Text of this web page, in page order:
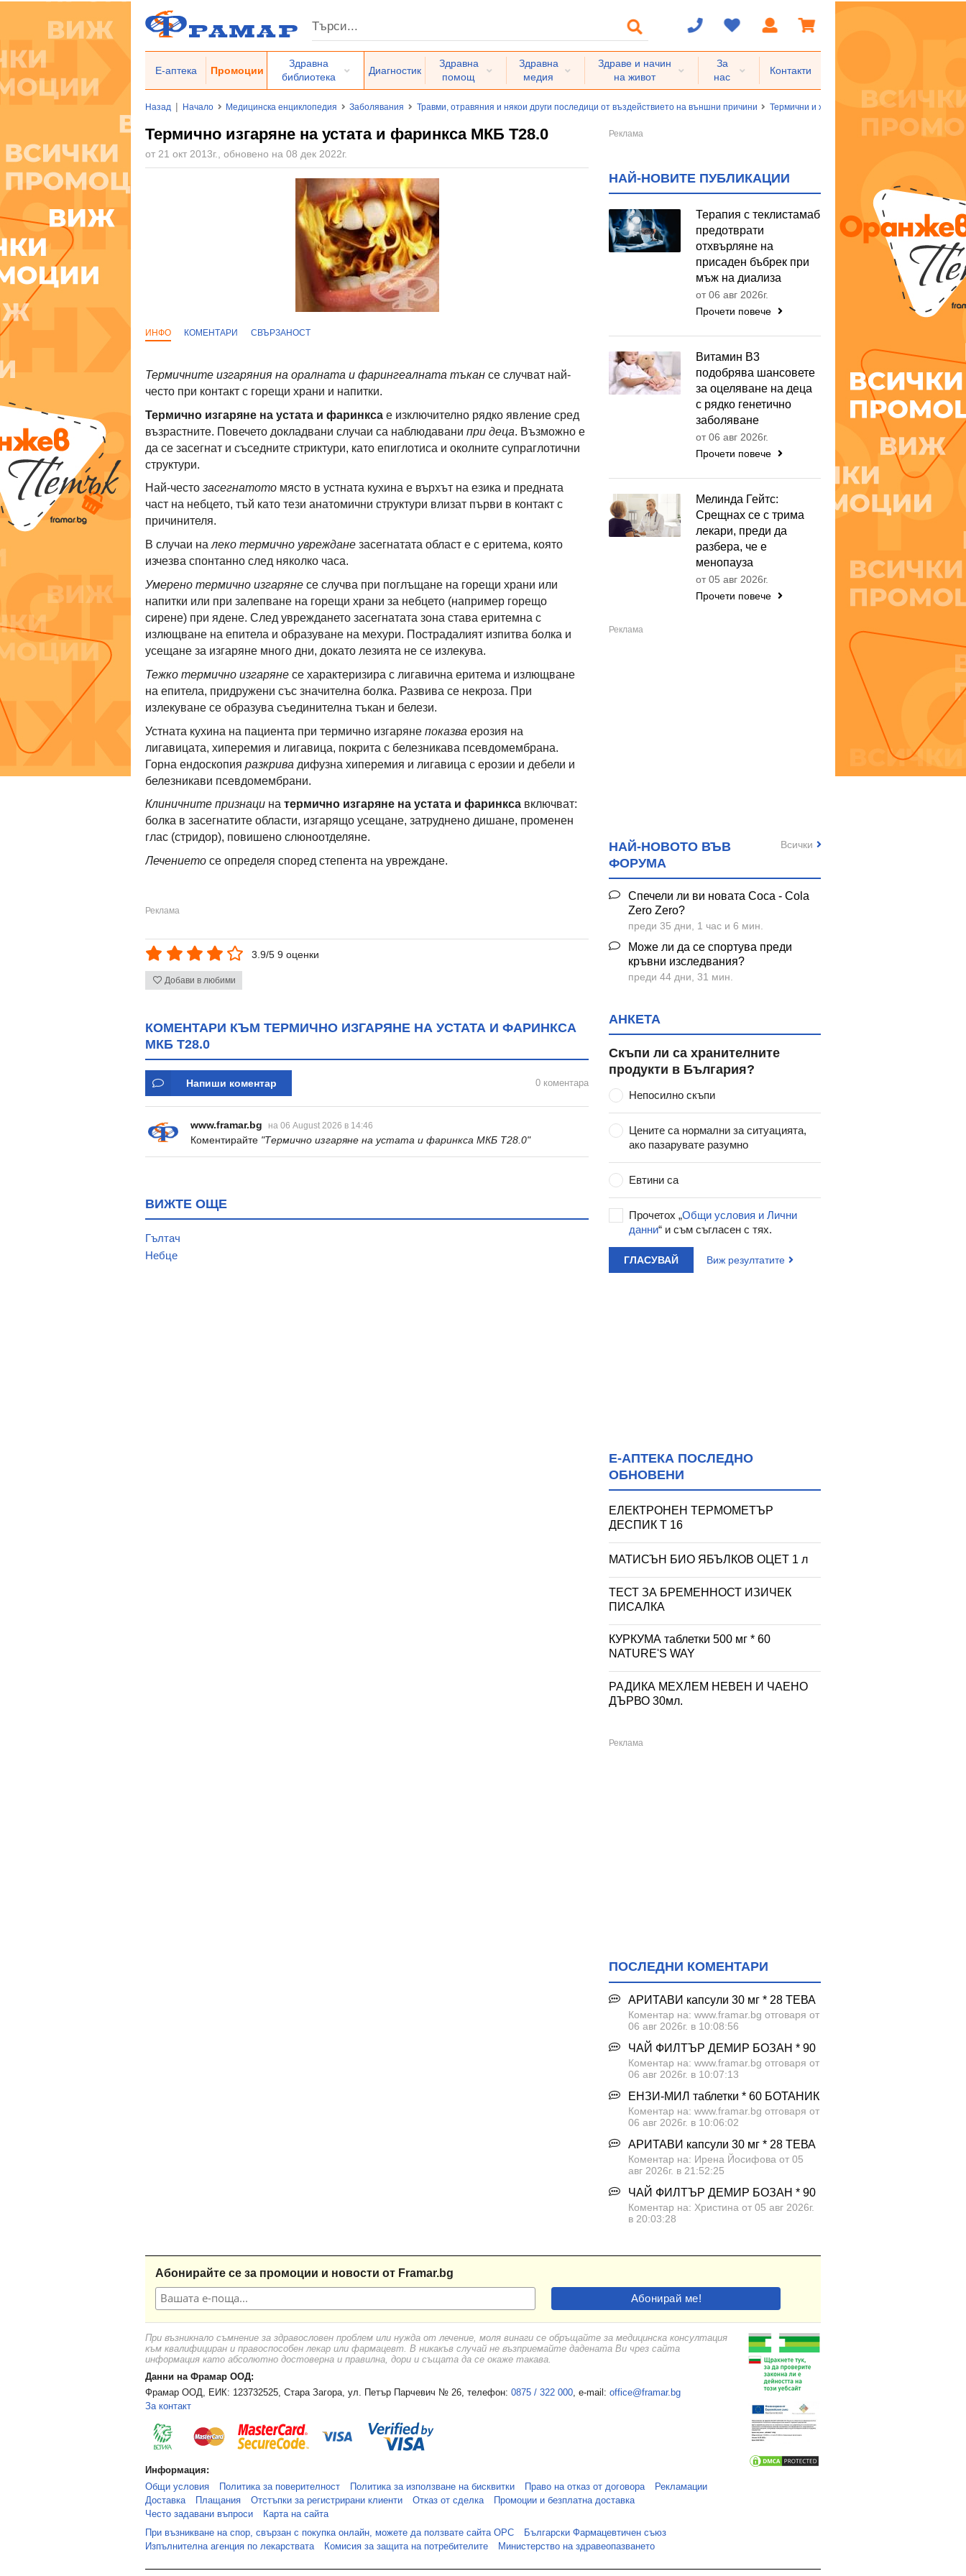
Е-аптека Промоции
Здравна
библиотека
Диагностик
Здравна
помощ
Здравна
медия
Здраве и начин
на живот
За
нас
Контакти
Назад | Начало Медицинска енциклопедия Заболявания Травми, отравяния и някои други последици от въздействието на външни причини Термични и химични изгаряния Термични и
Термично изгаряне на устата и фаринкса МКБ T28.0
от 21 окт 2013г., обновено на 08 дек 2022г.
ИНФО КОМЕНТАРИ СВЪРЗАНОСТ
Термичните изгаряния на оралната и фарингеалната тъкан се случват най-
често при контакт с горещи храни и напитки.
Термично изгаряне на устата и фаринкса е изключително рядко явление сред
възрастните. Повечето докладвани случаи са наблюдавани при деца. Възможно е
да се засегнат и съседните стриктури, като епиглотиса и околните супраглотични
структури.
Най-често засегнатото място в устната кухина е върхът на езика и предната
част на небцето, тъй като тези анатомични структури влизат първи в контакт с
причинителя.
В случаи на леко термично увреждане засегнатата област е с еритема, която
изчезва спонтанно след няколко часа.
Умерено термично изгаряне се случва при поглъщане на горещи храни или
напитки или при залепване на горещи храни за небцето (например горещо
сирене) при ядене. След увреждането засегнатата зона става еритемна с
излющване на епитела и образуване на мехури. Пострадалият изпитва болка и
усещане за изгаряне много дни, докато лезията не се излекува.
Тежко термично изгаряне се характеризира с лигавична еритема и излющване
на епитела, придружени със значителна болка. Развива се некроза. При
излекуване се образува съединителна тъкан и белези.
Устната кухина на пациента при термично изгаряне показва ерозия на
лигавицата, хиперемия и лигавица, покрита с белезникава псевдомембрана.
Горна ендоскопия разкрива дифузна хиперемия и лигавица с ерозии и дебели и
белезникави псевдомембрани.
Клиничните признаци на термично изгаряне на устата и фаринкса включват:
болка в засегнатите области, изгарящо усещане, затруднено дишане, променен
глас (стридор), повишено слюноотделяне.
Лечението се определя според степента на увреждане.
3.9/5 9 оценки
Добави в любими
КОМЕНТАРИ КЪМ ТЕРМИЧНО ИЗГАРЯНЕ НА УСТАТА И ФАРИНКСА
МКБ T28.0
Напиши коментар 0 коментара
www.framar.bg на 06 August 2026 в 14:46
Коментирайте "Термично изгаряне на устата и фаринкса МКБ T28.0"
ВИЖТЕ ОЩЕ
Гълтач
Небце
НАЙ-НОВИТЕ ПУБЛИКАЦИИ
Терапия с теклистамаб
предотврати
отхвърляне на
присаден бъбрек при
мъж на диализа
от 06 авг 2026г.
Прочети повече
Витамин B3
подобрява шансовете
за оцеляване на деца
с рядко генетично
заболяване
от 06 авг 2026г.
Прочети повече
Мелинда Гейтс:
Срещнах се с трима
лекари, преди да
разбера, че е
менопауза
от 05 авг 2026г.
Прочети повече
НАЙ-НОВОТО ВЪВ
ФОРУМА
Спечели ли ви новата Coca - Cola
Zero Zero?
преди 35 дни, 1 час и 6 мин.
Може ли да се спортува преди
кръвни изследвания?
преди 44 дни, 31 мин.
Всички
АНКЕТА
Скъпи ли са хранителните
продукти в България?
Непосилно скъпи
Цените са нормални за ситуацията,
ако пазарувате разумно
Евтини са
Прочетох „Общи условия и Лични
данни“ и съм съгласен с тях.
ГЛАСУВАЙ Виж резултатите
Е-АПТЕКА ПОСЛЕДНО
ОБНОВЕНИ
ЕЛЕКТРОНЕН ТЕРМОМЕТЪР
ДЕСПИК T 16
МАТИСЪН БИО ЯБЪЛКОВ ОЦЕТ 1 л
ТЕСТ ЗА БРЕМЕННОСТ ИЗИЧЕК
ПИСАЛКА
КУРКУМА таблетки 500 мг * 60
NATURE'S WAY
РАДИКА МЕХЛЕМ НЕВЕН И ЧАЕНО
ДЪРВО 30мл.
ПОСЛЕДНИ КОМЕНТАРИ
АРИТАВИ капсули 30 мг * 28 ТЕВА
Коментар на: www.framar.bg отговаря от
06 авг 2026г. в 10:08:56
ЧАЙ ФИЛТЪР ДЕМИР БОЗАН * 90
Коментар на: www.framar.bg отговаря от
06 авг 2026г. в 10:07:13
ЕНЗИ-МИЛ таблетки * 60 БОТАНИК
Коментар на: www.framar.bg отговаря от
06 авг 2026г. в 10:06:02
АРИТАВИ капсули 30 мг * 28 ТЕВА
Коментар на: Ирена Йосифова от 05
авг 2026г. в 21:52:25
ЧАЙ ФИЛТЪР ДЕМИР БОЗАН * 90
Коментар на: Христина от 05 авг 2026г.
в 20:03:28
Абонирайте се за промоции и новости от Framar.bg
При възникнало съмнение за здравословен проблем или нужда от лечение, моля винаги се обръщайте за медицинска консултация
към квалифициран и правоспособен лекар или фармацевт. В никакъв случай не възприемайте дадената Ви чрез сайта
информация като абсолютно достоверна и правилна, дори и същата да се окаже такава.
Данни на Фрамар ООД:
Фрамар ООД, ЕИК: 123732525, Стара Загора, ул. Петър Парчевич № 26, телефон: 0875 / 322 000, e-mail: office@framar.bg
За контакт
Информация:
Общи условия
Политика за поверителност Политика за използване на бисквитки Право на отказ от договора
Рекламации
Доставка
Плащания Отстъпки за регистрирани клиенти Отказ от сделка
Промоции и безплатна доставка
Често задавани въпроси
Карта на сайта
При възникване на спор, свързан с покупка онлайн, можете да ползвате сайта ОРС
Български Фармацевтичен съюз
Изпълнителна агенция по лекарствата
Комисия за защита на потребителите Министерство на здравеопазването